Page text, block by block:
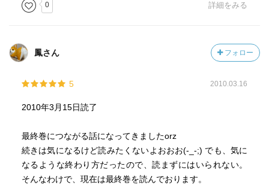
0 詳細をみる
鳳さん フォロー
5 2010.03.16
2010年3月15日読了
最終巻につながる話になってきましたorz
続きは気になるけど読みたくないよおおお(-_-;) でも、気に
なるような終わり方だったので、読まずにはいられない。
そんなわけで、現在は最終巻を読んでおります。